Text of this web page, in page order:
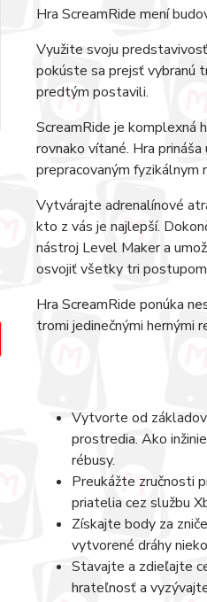
Hra ScreamRide mení
Využite svoju
pokúste sa prejsť vybranú
predtým postavili.
ScreamRide je komplexná
rovnako vítané. Hra
prepracovaným
Vytvárajte adrenalínové
kto z vás je najlepší.
nástroj Level Maker a
osvojiť všetky tri postupom
Hra ScreamRide ponúka
tromi jedinečnými hernými
Vytvorte od základov
prostredia. Ako
rébusy.
Preukážte zručnosti
priatelia cez službu
Získajte body za
vytvorené dráhy
Stavajte a zdieľajte
hrateľnosť a